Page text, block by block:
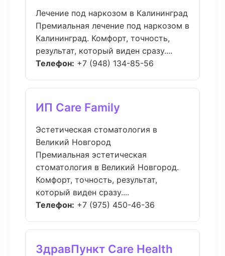
Лечение под наркозом в Калининград
Премиальная лечение под наркозом в
Калининград. Комфорт, точность,
результат, который виден сразу....
Телефон: +7 (948) 134-85-56
ИП Care Family
Эстетическая стоматология в
Великий Новгород
Премиальная эстетическая
стоматология в Великий Новгород.
Комфорт, точность, результат,
который виден сразу....
Телефон: +7 (975) 450-46-36
ЗдравПункт Care Health